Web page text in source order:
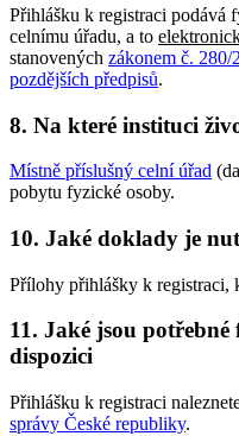
Přihlášku k registraci podává
celnímu úřadu, a to
stanovených zákonem č. 280/
pozdějších předpisů.
8. Na které instituci
Místně příslušný celní úřad
pobytu fyzické osoby.
10. Jaké doklady je
Přílohy přihlášky k registraci,
11. Jaké jsou
dispozici
Přihlášku k registraci
správy České republiky.